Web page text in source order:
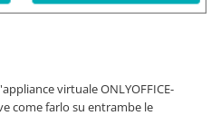
virtuale ONLYOFFICE-
come farlo su entrambe le